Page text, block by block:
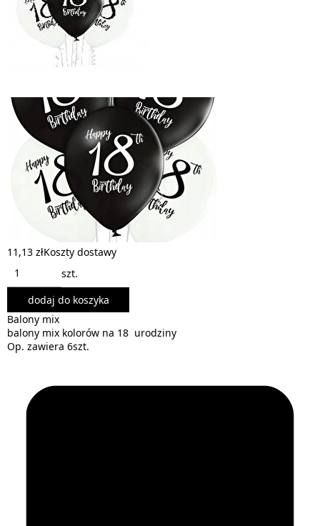
11,13 złKoszty dostawy
szt.
dodaj do koszyka
Balony mix
balony mix kolorów na 18 urodziny
Op. zawiera 6szt.